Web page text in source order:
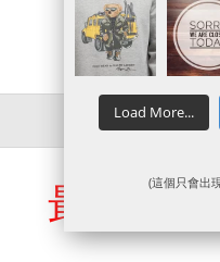
網站連結 |直
最新
Load More...
(這個只會出